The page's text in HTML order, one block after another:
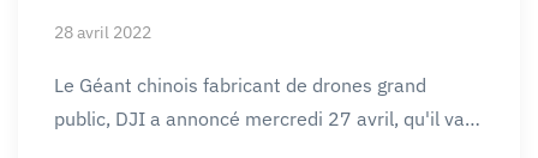
28 avril 2022
Le Géant chinois fabricant de drones grand
public, DJI a annoncé mercredi 27 avril, qu'il va…